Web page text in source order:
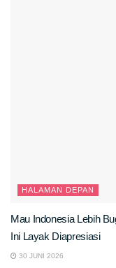
HALAMAN DEPAN
Mau Indonesia Lebih
Ini Layak Diapresiasi
30 JUNI 2026